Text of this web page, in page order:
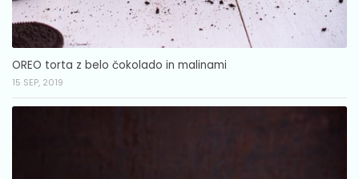
OREO torta z belo čokolado in malinami
15 SEP, 2019